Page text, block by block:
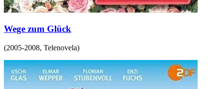
Wege zum Glück
(2005-2008, Telenovela)